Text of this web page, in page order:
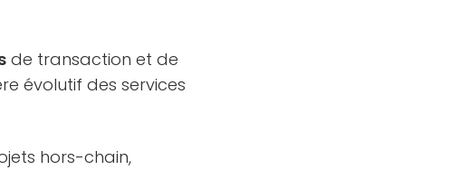
de transaction et de
évolutif des services
hors-chain,